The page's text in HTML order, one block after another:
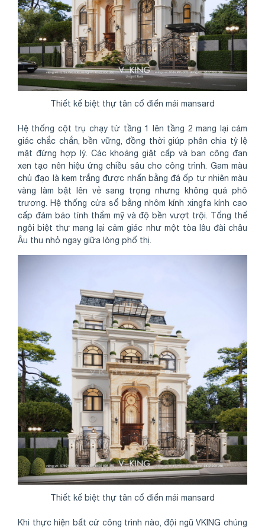
Thiết kế biệt thự tân cổ điển mái mansard
Hệ thống cột trụ chạy từ tầng 1 lên tầng 2 mang lại cảm
giác chắc chắn, bền vững, đồng thời giúp phân chia tỷ lệ
mặt đứng hợp lý. Các khoảng giật cấp và ban công đan
xen tạo nên hiệu ứng chiều sâu cho công trình. Gam màu
chủ đạo là kem trắng được nhấn bằng đá ốp tự nhiên màu
vàng làm bật lên vẻ sang trọng nhưng không quá phô
trương. Hệ thống cửa sổ bằng nhôm kính xingfa kính cao
cấp đảm bảo tính thẩm mỹ và độ bền vượt trội. Tổng thể
ngôi biệt thự mang lại cảm giác như một tòa lâu đài châu
Âu thu nhỏ ngay giữa lòng phố thị.
Thiết kế biệt thự tân cổ điển mái mansard
Khi thực hiện bất cứ công trình nào, đội ngũ VKING chúng